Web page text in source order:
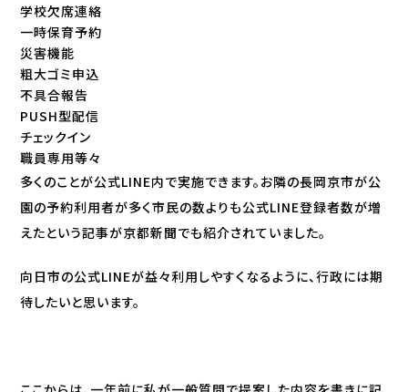
学校欠席連絡
一時保育予約
災害機能
粗大ゴミ申込
不具合報告
PUSH型配信
チェックイン
職員専用等々
多くのことが公式LINE内で実施できます。お隣の長岡京市が公
園の予約利用者が多く市民の数よりも公式LINE登録者数が増
えたという記事が京都新聞でも紹介されていました。
向日市の公式LINEが益々利用しやすくなるように、行政には期
待したいと思います。